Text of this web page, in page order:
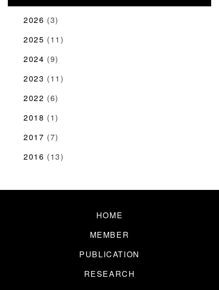
2026 (3)
2025 (11)
2024 (9)
2023 (11)
2022 (6)
2018 (1)
2017 (7)
2016 (13)
HOME
MEMBER
PUBLICATION
RESEARCH